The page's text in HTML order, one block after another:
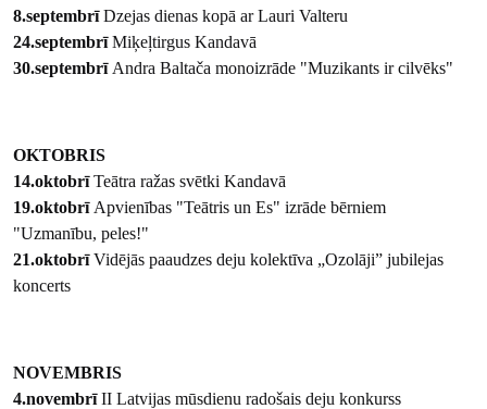
8.septembrīDzejas dienas kopā ar Lauri Valteru
24.septembrīMiķeļtirgus Kandavā
30.septembrī Andra Baltača monoizrāde "Muzikants ir cilvēks"
OKTOBRIS
14.oktobrīTeātra ražas svētki Kandavā
19.oktobrī Apvienības "Teātris un Es" izrāde bērniem
"Uzmanību, peles!"
21.oktobrīVidējās paaudzes deju kolektīva „Ozolāji” jubilejas
koncerts
NOVEMBRIS
4.novembrīII Latvijas mūsdienu radošais deju konkurss